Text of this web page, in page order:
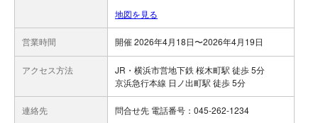
地図を見る
営業時間 開催 2026年4月18日〜2026年4月19日
アクセス方法
JR・横浜市営地下鉄 桜木町駅 徒歩 5分
京浜急行本線 日ノ出町駅 徒歩 5分
連絡先 問合せ先 電話番号：045-262-1234